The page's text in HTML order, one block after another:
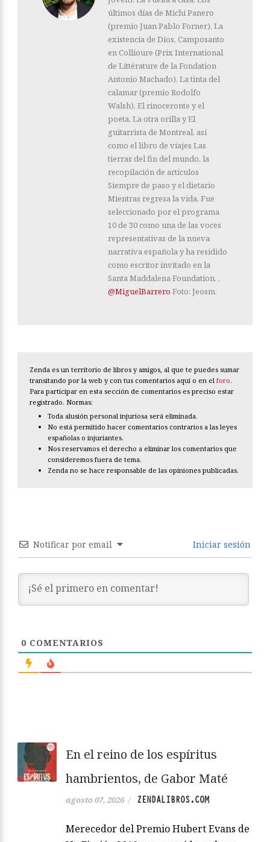
últimos días de Michi Panero
(premio Juan Pablo Forner), La
existencia de Dios, Camposanto
en Collioure (Prix International
de Littérature de la Fondation
Antonio Machado), La tinta del
calamar (premio Rodolfo
Walsh), El rinoceronte y el
poeta, La otra orilla y El
guitarrista de Montreal, así
como el libro de viajes Las
tierras del fin del mundo, la
recopilación de artículos
Siempre de paso y el dietario
Mientras regresa la vida. Fue
seleccionado por el programa
10 de 30 como una de las voces
representativas de la nueva
narrativa española y ha residido
como escritor invitado en la
Santa Maddalena Foundation. .
@MiguelBarrero Foto: Jeosm.
Zenda es un territorio de libros y amigos, al que te puedes sumar
transitando por la web y con tus comentarios aquí o en el foro.
Para participar en esta sección de comentarios es preciso estar
registrado. Normas:
Toda alusión personal injuriosa será eliminada.
No está permitido hacer comentarios contrarios a las leyes
españolas o injuriantes.
Nos reservamos el derecho a eliminar los comentarios que
consideremos fuera de tema.
Zenda no se hace responsable de las opiniones publicadas.
Notificar por email Iniciar sesión
0 COMENTARIOS
En el reino de los espíritus
hambrientos, de Gabor Maté
agosto 07, 2026 / ZENDALIBROS.COM
Merecedor del Premio Hubert Evans de